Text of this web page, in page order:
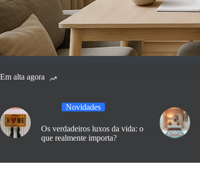
Em alta agora
Novidades
Os verdadeiros luxos da vida: o
que realmente importa?